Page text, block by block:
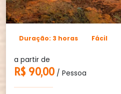
Duração: 3 horas Fácil
a partir de
R$ 90,00 / Pessoa